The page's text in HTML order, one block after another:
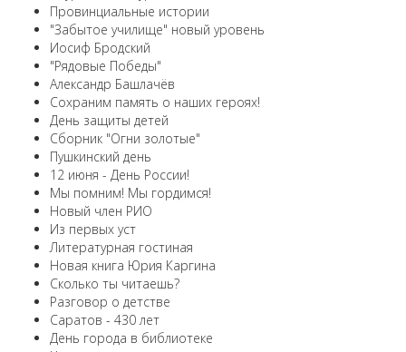
Провинциальные истории
"Забытое училище" новый уровень
Иосиф Бродский
"Рядовые Победы"
Александр Башлачёв
Сохраним память о наших героях!
День защиты детей
Сборник "Огни золотые"
Пушкинский день
12 июня - День России!
Мы помним! Мы гордимся!
Новый член РИО
Из первых уст
Литературная гостиная
Новая книга Юрия Каргина
Сколько ты читаешь?
Разговор о детстве
Саратов - 430 лет
День города в библиотеке